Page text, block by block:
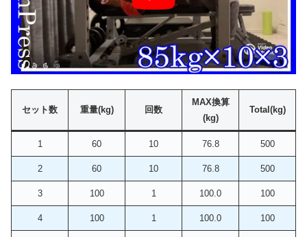
セット数 重量(kg) 回数
MAX換算
(kg)
Total(kg)
1 60 10 76.8 500
2 60 10 76.8 500
3 100 1 100.0 100
4 100 1 100.0 100